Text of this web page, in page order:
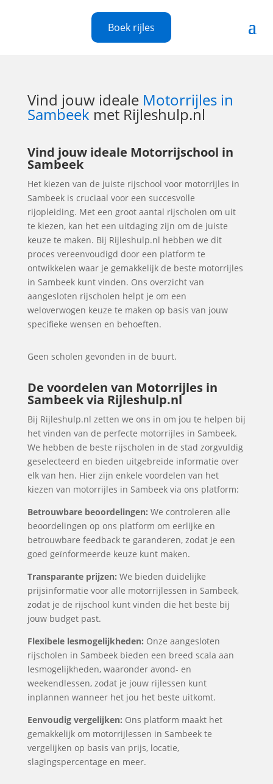
Boek rijles
Vind jouw ideale Motorrijles in
Sambeek met Rijleshulp.nl
Vind jouw ideale Motorrijschool in
Sambeek
Het kiezen van de juiste rijschool voor motorrijles in
Sambeek is cruciaal voor een succesvolle
rijopleiding. Met een groot aantal rijscholen om uit
te kiezen, kan het een uitdaging zijn om de juiste
keuze te maken. Bij Rijleshulp.nl hebben we dit
proces vereenvoudigd door een platform te
ontwikkelen waar je gemakkelijk de beste motorrijles
in Sambeek kunt vinden. Ons overzicht van
aangesloten rijscholen helpt je om een
weloverwogen keuze te maken op basis van jouw
specifieke wensen en behoeften.
Geen scholen gevonden in de buurt.
De voordelen van Motorrijles in
Sambeek via Rijleshulp.nl
Bij Rijleshulp.nl zetten we ons in om jou te helpen bij
het vinden van de perfecte motorrijles in Sambeek.
We hebben de beste rijscholen in de stad zorgvuldig
geselecteerd en bieden uitgebreide informatie over
elk van hen. Hier zijn enkele voordelen van het
kiezen van motorrijles in Sambeek via ons platform:
Betrouwbare beoordelingen: We controleren alle
beoordelingen op ons platform om eerlijke en
betrouwbare feedback te garanderen, zodat je een
goed geïnformeerde keuze kunt maken.
Transparante prijzen: We bieden duidelijke
prijsinformatie voor alle motorrijlessen in Sambeek,
zodat je de rijschool kunt vinden die het beste bij
jouw budget past.
Flexibele lesmogelijkheden: Onze aangesloten
rijscholen in Sambeek bieden een breed scala aan
lesmogelijkheden, waaronder avond- en
weekendlessen, zodat je jouw rijlessen kunt
inplannen wanneer het jou het beste uitkomt.
Eenvoudig vergelijken: Ons platform maakt het
gemakkelijk om motorrijlessen in Sambeek te
vergelijken op basis van prijs, locatie,
slagingspercentage en meer.